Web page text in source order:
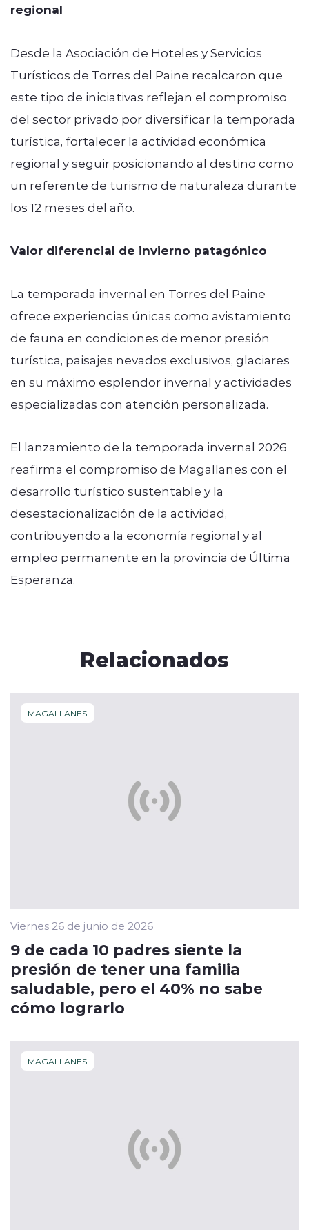
regional
Desde la Asociación de Hoteles y Servicios
Turísticos de Torres del Paine recalcaron que
este tipo de iniciativas reflejan el compromiso
del sector privado por diversificar la temporada
turística, fortalecer la actividad económica
regional y seguir posicionando al destino como
un referente de turismo de naturaleza durante
los 12 meses del año.
Valor diferencial de invierno patagónico
La temporada invernal en Torres del Paine
ofrece experiencias únicas como avistamiento
de fauna en condiciones de menor presión
turística, paisajes nevados exclusivos, glaciares
en su máximo esplendor invernal y actividades
especializadas con atención personalizada.
El lanzamiento de la temporada invernal 2026
reafirma el compromiso de Magallanes con el
desarrollo turístico sustentable y la
desestacionalización de la actividad,
contribuyendo a la economía regional y al
empleo permanente en la provincia de Última
Esperanza.
Relacionados
MAGALLANES
Viernes 26 de junio de 2026
9 de cada 10 padres siente la
presión de tener una familia
saludable, pero el 40% no sabe
cómo lograrlo
MAGALLANES